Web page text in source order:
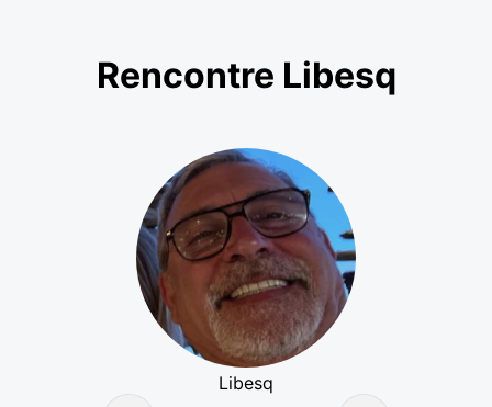
Rencontre Libesq
Libesq